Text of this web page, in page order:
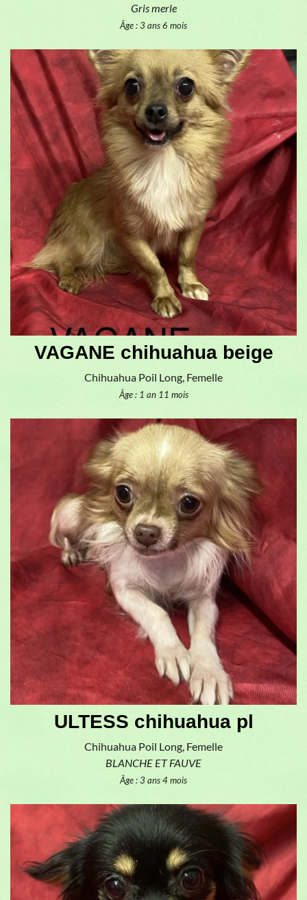
Gris merle
Âge : 3 ans 6 mois
VAGANE chihuahua beige
Chihuahua Poil Long, Femelle
Âge : 1 an 11 mois
ULTESS chihuahua pl
Chihuahua Poil Long, Femelle
BLANCHE ET FAUVE
Âge : 3 ans 4 mois